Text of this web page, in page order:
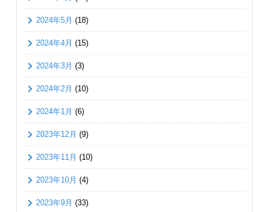
2024年5月 (18)
2024年4月 (15)
2024年3月 (3)
2024年2月 (10)
2024年1月 (6)
2023年12月 (9)
2023年11月 (10)
2023年10月 (4)
2023年9月 (33)